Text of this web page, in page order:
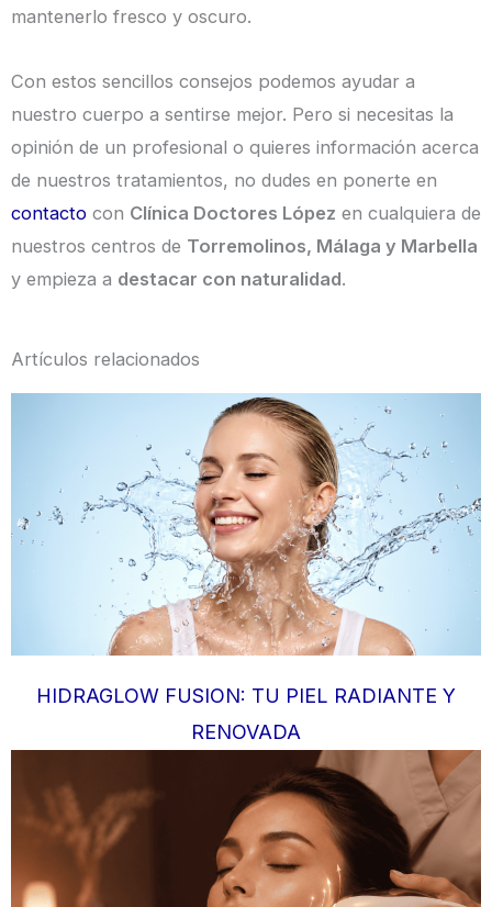
mantenerlo fresco y oscuro.
Con estos sencillos consejos podemos ayudar a
nuestro cuerpo a sentirse mejor. Pero si necesitas la
opinión de un profesional o quieres información acerca
de nuestros tratamientos, no dudes en ponerte en
contacto con Clínica Doctores López en cualquiera de
nuestros centros de Torremolinos, Málaga y Marbella
y empieza a destacar con naturalidad.
Artículos relacionados
HIDRAGLOW FUSION: TU PIEL RADIANTE Y
RENOVADA